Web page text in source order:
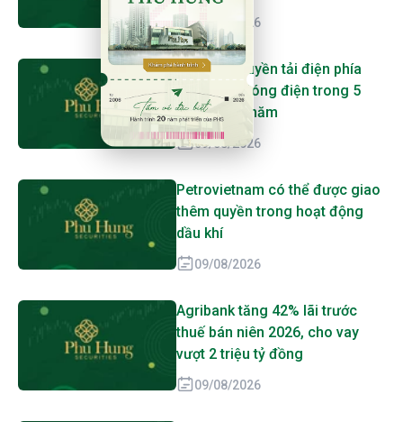
09/08/2026
14 dự án truyền tải điện phía
Nam phải đóng điện trong 5
tháng cuối năm
09/08/2026
Petrovietnam có thể được giao
thêm quyền trong hoạt động
dầu khí
09/08/2026
Agribank tăng 42% lãi trước
thuế bán niên 2026, cho vay
vượt 2 triệu tỷ đồng
09/08/2026